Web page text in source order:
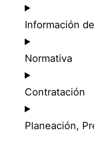
Información
Normativa
Contratación
Planeación,